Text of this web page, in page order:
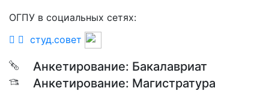
ОГПУ в социальных сетях:
студ.совет
Анкетирование: Бакалавриат
Анкетирование: Магистратура